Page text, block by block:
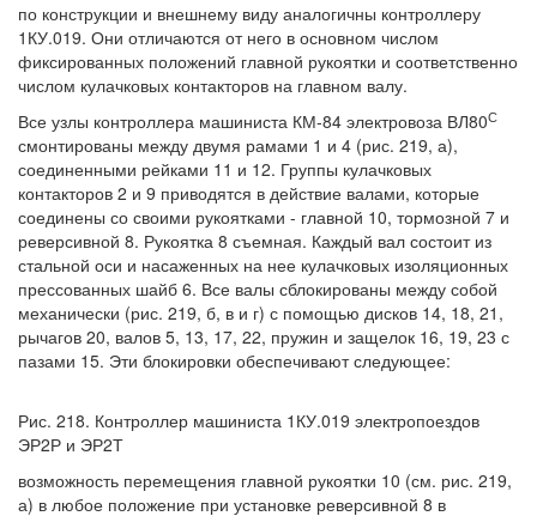
по конструкции и внешнему виду аналогичны контроллеру
1КУ.019. Они отличаются от него в основном числом
фиксированных положений главной рукоятки и соответственно
числом кулачковых контакторов на главном валу.
Все узлы контроллера машиниста КМ-84 электровоза ВЛ80С
смонтированы между двумя рамами 1 и 4 (рис. 219, а),
соединенными рейками 11 и 12. Группы кулачковых
контакторов 2 и 9 приводятся в действие валами, которые
соединены со своими рукоятками - главной 10, тормозной 7 и
реверсивной 8. Рукоятка 8 съемная. Каждый вал состоит из
стальной оси и насаженных на нее кулачковых изоляционных
прессованных шайб 6. Все валы сблокированы между собой
механически (рис. 219, б, в и г) с помощью дисков 14, 18, 21,
рычагов 20, валов 5, 13, 17, 22, пружин и защелок 16, 19, 23 с
пазами 15. Эти блокировки обеспечивают следующее:
Рис. 218. Контроллер машиниста 1КУ.019 электропоездов
ЭР2Р и ЭР2Т
возможность перемещения главной рукоятки 10 (см. рис. 219,
а) в любое положение при установке реверсивной 8 в